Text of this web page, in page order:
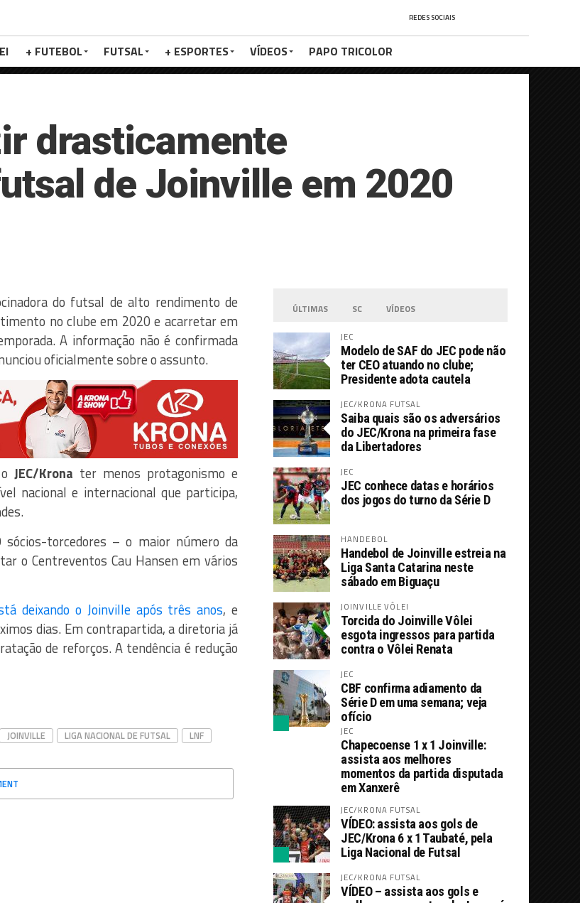
REDES SOCIAIS
+ FUTEBOL FUTSAL + ESPORTES VÍDEOS PAPO TRICOLOR
drasticamente
de Joinville em 2020
do futsal de alto rendimento de
no clube em 2020 e acarretar em
A informação não é confirmada
oficialmente sobre o assunto.
oJEC/Krona ter menos protagonismo e
nacional e internacional que participa,
torcedores – o maior número da
o Centreventos Cau Hansen em vários
deixando o Joinville após três anos, e
dias. Em contrapartida, a diretoria já
de reforços. A tendência é redução
JOINVILLE LIGA NACIONAL DE FUTSAL LNF
ÚLTIMAS SC VÍDEOS
JEC
Modelo de SAF do JEC pode não
ter CEO atuando no clube;
Presidente adota cautela
JEC/KRONA FUTSAL
Saiba quais são os adversários
do JEC/Krona na primeira fase
da Libertadores
JEC
JEC conhece datas e horários
dos jogos do turno da Série D
HANDEBOL
Handebol de Joinville estreia na
Liga Santa Catarina neste
sábado em Biguaçu
JOINVILLE VÔLEI
Torcida do Joinville Vôlei
esgota ingressos para partida
contra o Vôlei Renata
JEC
CBF confirma adiamento da
Série D em uma semana; veja
ofício
JEC
Chapecoense 1 x 1 Joinville:
assista aos melhores
momentos da partida disputada
em Xanxerê
JEC/KRONA FUTSAL
VÍDEO: assista aos gols de
JEC/Krona 6 x 1 Taubaté, pela
Liga Nacional de Futsal
JEC/KRONA FUTSAL
VÍDEO – assista aos gols e